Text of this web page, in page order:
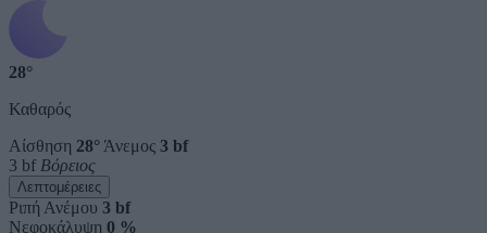
28°
Καθαρός
Αίσθηση 28° Άνεμος 3 bf
3 bf Βόρειος
Λεπτομέρειες
Ριπή Ανέμου 3 bf
Νεφοκάλυψη 0 %